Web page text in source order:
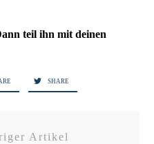
teil ihn mit deinen
SHARE
Artikel